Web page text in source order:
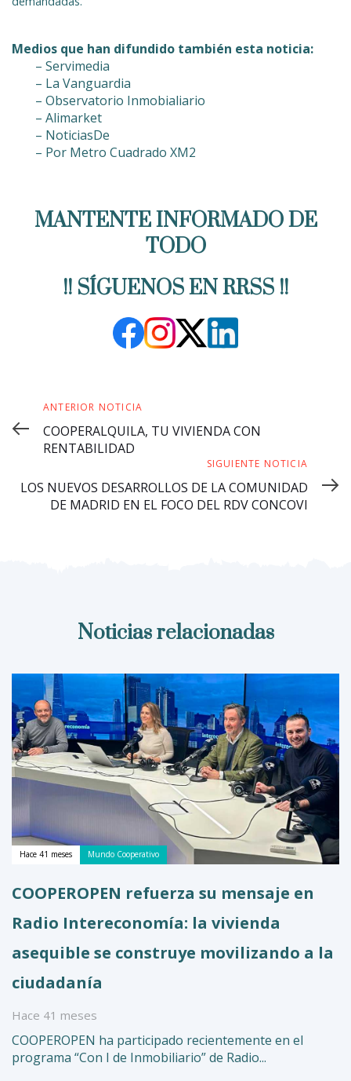
Medios que han difundido también esta noticia:
– Servimedia
– La Vanguardia
– Observatorio Inmobialiario
– Alimarket
– NoticiasDe
– Por Metro Cuadrado XM2
MANTENTE INFORMADO DE
TODO
!! SÍGUENOS EN RRSS !!
ANTERIOR NOTICIA
COOPERALQUILA, TU VIVIENDA CON
RENTABILIDAD
SIGUIENTE NOTICIA
LOS NUEVOS DESARROLLOS DE LA COMUNIDAD
DE MADRID EN EL FOCO DEL RDV CONCOVI
Noticias relacionadas
Hace 41 meses Mundo Cooperativo
COOPEROPEN refuerza su mensaje en
Radio Intereconomía: la vivienda
asequible se construye movilizando a la
ciudadanía
Hace 41 meses
COOPEROPEN ha participado recientemente en el
programa “Con I de Inmobiliario” de Radio...